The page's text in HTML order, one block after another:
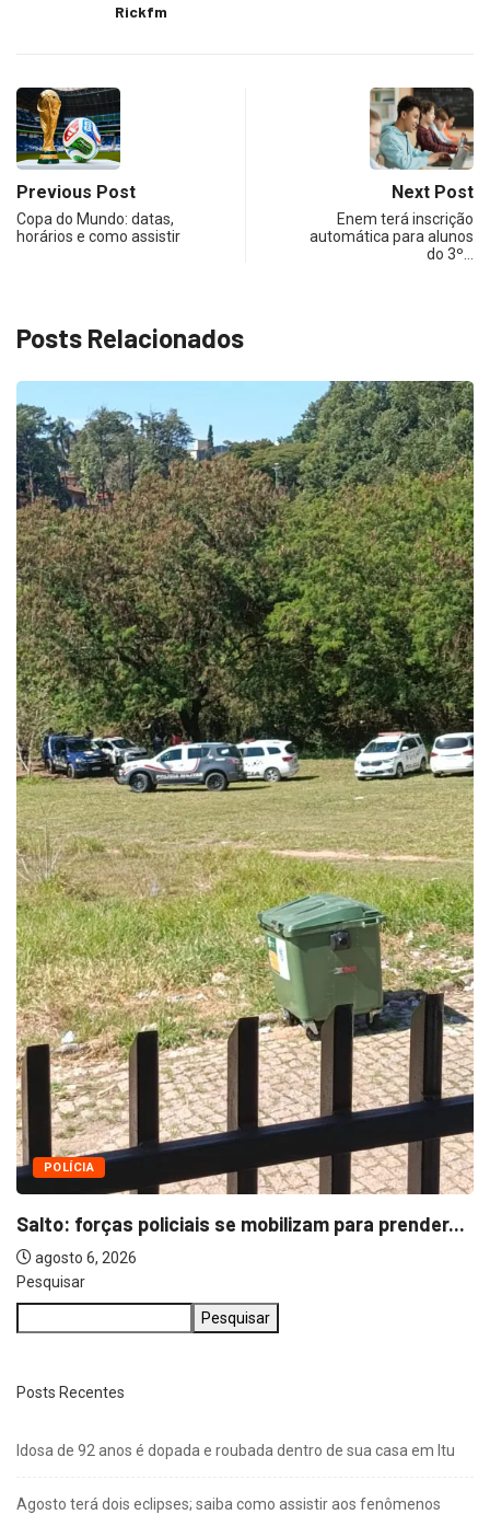
Rickfm
Previous Post
Copa do Mundo: datas,
horários e como assistir
Next Post
Enem terá inscrição
automática para alunos
do 3º…
Posts Relacionados
ÚLTIMAS
Ambulância se envolve em acidente no centro...
julho 29, 2026
Pesquisar
Pesquisar
Posts Recentes
Idosa de 92 anos é dopada e roubada dentro de sua casa em Itu
Agosto terá dois eclipses; saiba como assistir aos fenômenos